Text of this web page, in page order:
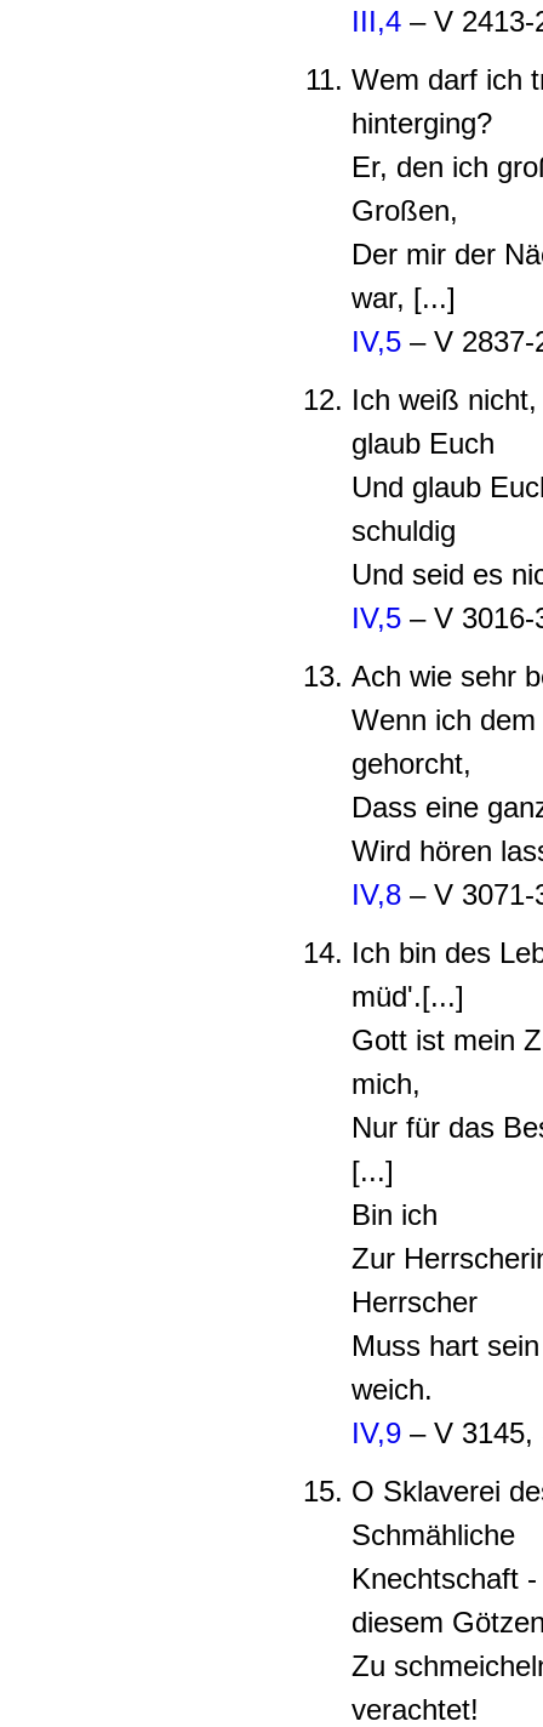
III,4 – V 2413-
Wem darf ich
hinterging?
Er, den ich
Großen,
Der mir der
war, [...]
IV,5 – V 2837-
Ich weiß
glaub Euch
Und glaub
schuldig
Und seid es
IV,5 – V 3016-
Ach wie sehr
Wenn ich
gehorcht,
Dass eine
Wird hören
IV,8 – V 3071-
Ich bin des
müd'.[...]
Gott ist mein
mich,
Nur für das
[...]
Bin ich
Zur
Herrscher
Muss hart
weich.
IV,9 – V 3145,
O Sklaverei
Schmähliche
Knechtschaft
diesem
Zu
verachtet!